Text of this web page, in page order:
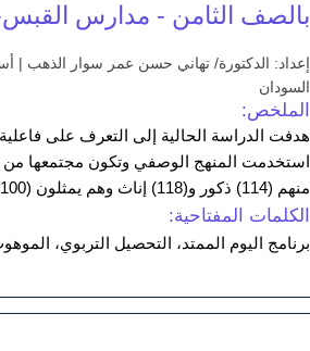
بالصف الثامن - مدارس
إعداد: الدكتورة/ تهاني حسن عمر سوار الذهب |
السودان
الملخص:
هدفت الدراسة الحالية إلى التعرف على
منهم (114) ذكور و(118) إناث وهم يمثلون (100%) من التلاميذ المصنفين ضمن الموهوبين والمنتظمين في برنامج اليوم الأكاديمي الممتد.
الكلمات المفتاحية:
برنامج اليوم الممتد، التحصيل التربوي،